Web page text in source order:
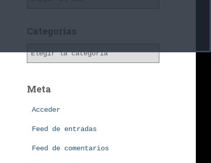
h
v
o
Categorías
g
Meta
Acceder
Feed de entradas
Feed de comentarios